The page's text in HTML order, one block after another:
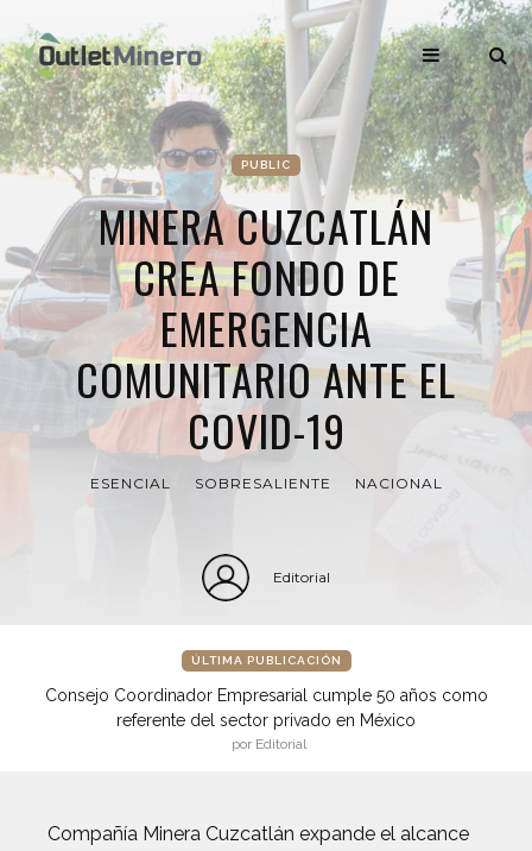
PUBLIC
MINERA CUZCATLÁN
CREA FONDO DE
EMERGENCIA
COMUNITARIO ANTE EL
COVID-19
ESENCIAL SOBRESALIENTE NACIONAL
Editorial
ÚLTIMA PUBLICACIÓN
Consejo Coordinador Empresarial cumple 50 años como
referente del sector privado en México
por Editorial
Compañía Minera Cuzcatlán expande el alcance